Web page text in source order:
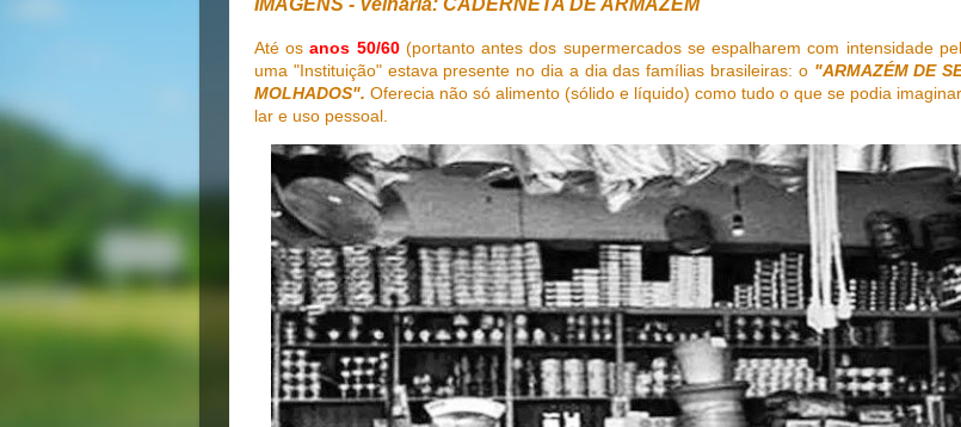
Até osanos 50/60(portanto antes dos supermercados se espalharem com intensidade
uma "Instituição" estava presente no dia a dia das famílias brasileiras: o "ARMAZÉM DE
MOLHADOS". Oferecia não só alimento (sólido e líquido) como tudo o que se podia
lar e uso pessoal.